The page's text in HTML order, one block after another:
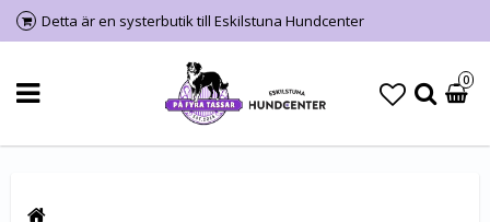
Detta är en systerbutik till Eskilstuna Hundcenter
0